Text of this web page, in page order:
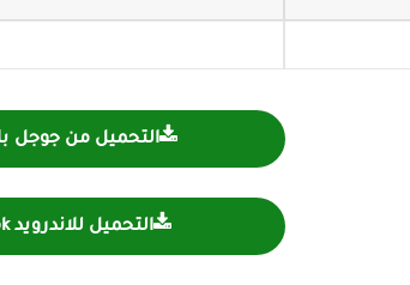
التحميل من جوجل
التحميل للاندرويد apk